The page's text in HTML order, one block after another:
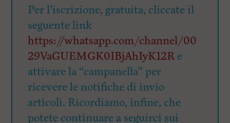
Per l’iscrizione, gratuita, cliccate il
seguente link
https://whatsapp.com/channel/00
29VaGUEMGK0IBjAhIyK12Re
attivare la “campanella” per
ricevere le notifiche di invio
articoli. Ricordiamo, infine, che
potete continuare a seguirci sui